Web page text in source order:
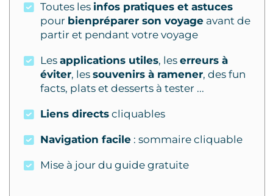
Toutes les infos pratiques et astuces
pour bienpréparer son voyage avant de
partir et pendant votre voyage
Les applications utiles, les erreurs à
éviter, les souvenirs à ramener, des fun
facts, plats et desserts à tester ...
Liens directs cliquables
Navigation facile : sommaire cliquable
Mise à jour du guide gratuite